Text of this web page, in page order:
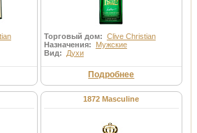
Торговый дом: Clive Christian
Назначения: Мужские
Вид: Духи
Подробнее
1872 Masculine